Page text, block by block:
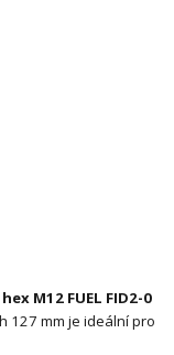
M12 FUEL FID2-0
127 mm je ideální pro